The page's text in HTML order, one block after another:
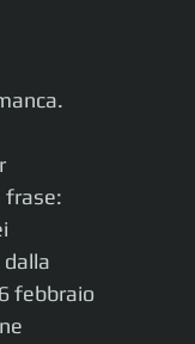
frase:
febbraio